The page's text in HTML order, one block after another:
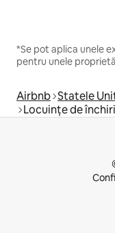
*Se pot aplica unele
pentru unele
Airbnb Statele
Locuințe de